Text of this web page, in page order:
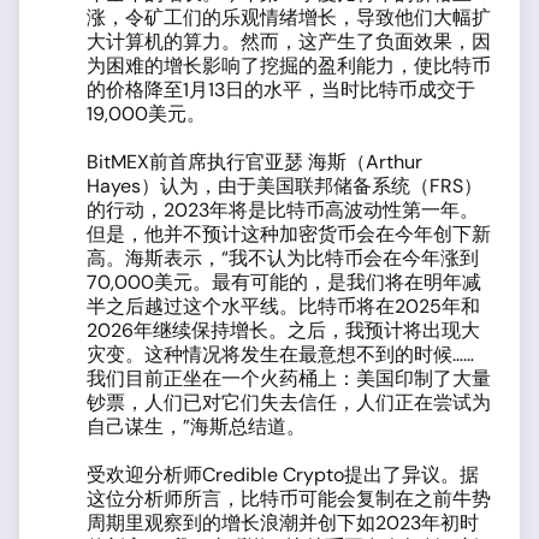
涨，令矿工们的乐观情绪增长，导致他们大幅扩
大计算机的算力。然而，这产生了负面效果，因
为困难的增长影响了挖掘的盈利能力，使比特币
的价格降至1月13日的水平，当时比特币成交于
19,000美元。
BitMEX前首席执行官亚瑟 海斯（Arthur
Hayes）认为，由于美国联邦储备系统（FRS）
的行动，2023年将是比特币高波动性第一年。
但是，他并不预计这种加密货币会在今年创下新
高。海斯表示，“我不认为比特币会在今年涨到
70,000美元。最有可能的，是我们将在明年减
半之后越过这个水平线。比特币将在2025年和
2026年继续保持增长。之后，我预计将出现大
灾变。这种情况将发生在最意想不到的时候……
我们目前正坐在一个火药桶上：美国印制了大量
钞票，人们已对它们失去信任，人们正在尝试为
自己谋生，”海斯总结道。
受欢迎分析师Credible Crypto提出了异议。据
这位分析师所言，比特币可能会复制在之前牛势
周期里观察到的增长浪潮并创下如2023年初时